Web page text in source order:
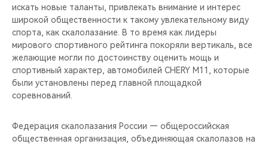
искать новые таланты, привлекать внимание и интерес
широкой общественности к такому увлекательному виду
спорта, как скалолазание. В то время как лидеры
мирового спортивного рейтинга покоряли вертикаль, все
желающие могли по достоинству оценить мощь и
спортивный характер, автомобилей CHERY М11, которые
были установлены перед главной площадкой
соревнований.
Федерация скалолазания России — общероссийская
общественная организация, объединяющая скалолазов на